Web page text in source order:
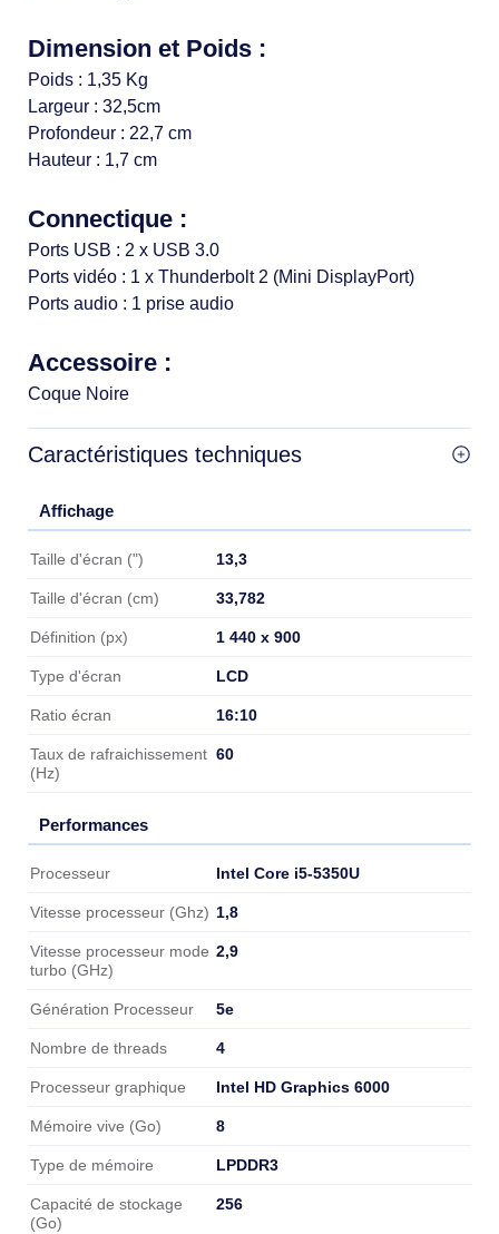
Dimension et Poids :
Poids : 1,35 Kg
Largeur : 32,5cm
Profondeur : 22,7 cm
Hauteur : 1,7 cm
Connectique :
Ports USB : 2 x USB 3.0
Ports vidéo : 1 x Thunderbolt 2 (Mini DisplayPort)
Ports audio : 1 prise audio
Accessoire :
Coque Noire
Caractéristiques techniques
Affichage
Affichage
Taille d'écran (") 13,3
Taille d'écran (cm) 33,782
Définition (px) 1 440 x 900
Type d'écran LCD
Ratio écran 16:10
Taux de rafraichissement
(Hz)
60
Performances
Performances
Processeur Intel Core i5-5350U
Vitesse processeur (Ghz) 1,8
Vitesse processeur mode
turbo (GHz)
2,9
Génération Processeur 5e
Nombre de threads 4
Processeur graphique Intel HD Graphics 6000
Mémoire vive (Go) 8
Type de mémoire LPDDR3
Capacité de stockage
(Go)
256